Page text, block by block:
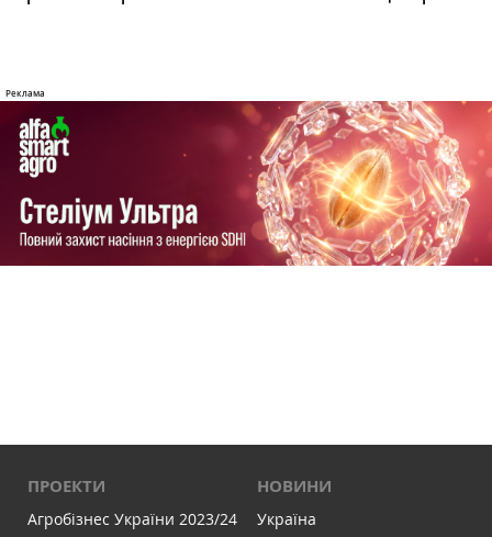
ПРОЕКТИ
Агробізнес України 2023/24
НОВИНИ
Україна